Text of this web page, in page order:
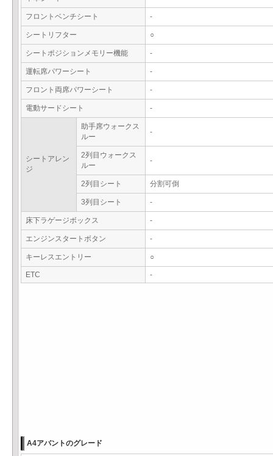
フロントベンチシート -
シートリフター ○
シートポジションメモリー機能 -
運転席パワーシート -
フロント両席パワーシート -
電動サードシート -
シートアレン
ジ
助手席ウォークス
ルー
-
2列目ウォークス
ルー
-
2列目シート 分割可倒
3列目シート -
床下ラゲージボックス -
エンジンスタートボタン -
キーレスエントリー ○
ETC -
A4アバントのグレード